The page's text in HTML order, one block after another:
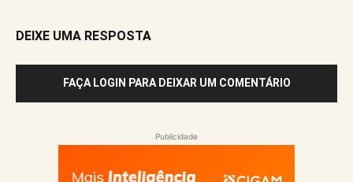
DEIXE UMA RESPOSTA
FAÇA LOGIN PARA DEIXAR UM COMENTÁRIO
Publicidade